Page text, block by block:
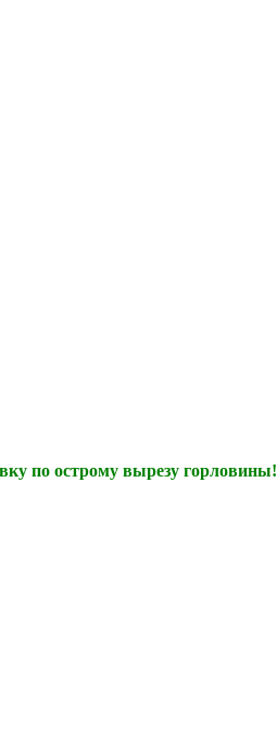
по острому вырезу горловины!